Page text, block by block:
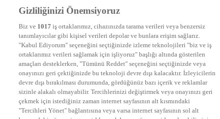
DYG Televizyonlar
STAR
EURO STAR
KRAL POP TV
DYG Radyolar
NTV RADYO
KRAL FM
KRAL POP
EKSEN
VOYAGE
DYG Dijital
Gizliliğinizi Önemsiyoruz
Biz ve 1017 iş ortaklarımız, cihazınızda tarama verileri veya benzersiz
tanımlayıcılar gibi kişisel verileri depolar ve bunlara erişim sağlarız.
"Kabul Ediyorum" seçeneğini seçtiğinizde izleme teknolojileri "biz ve iş
ortaklarımız verileri sağlamak için işliyoruz" başlığı altında gösterilen
amaçları desteklerken, "Tümünü Reddet" seçeneğini seçtiğinizde veya
onayınızı geri çektiğinizde bu teknoloji devre dışı kalacaktır. İzleyicilerin
devre dışı bırakılması durumunda, gördüğünüz bazı içerik ve reklamlar
sizinle alakalı olmayabilir. Tercihlerinizi değiştirmek veya onayınızı geri
çekmek için istediğiniz zaman internet sayfasının alt kısmındaki
"Tercihleri Yönet" bağlantısına veya varsa internet sayfasının sol alt